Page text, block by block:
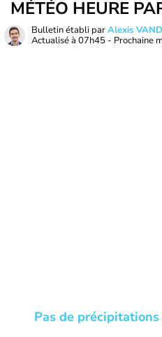
MÉTÉO HEURE
Bulletin établi parAlexis
Actualisé à 07h45 - Prochaine
Pas de